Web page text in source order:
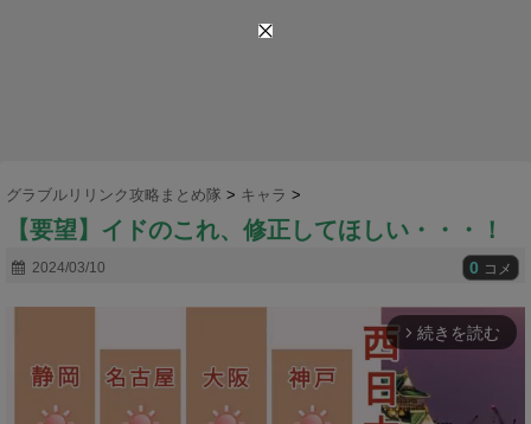
グラブルリリンク攻略まとめ隊 > キャラ >
【要望】イドのこれ、修正してほしい・・・！
2024/03/10 0 コメ
arrow_forward_ios 続きを読む